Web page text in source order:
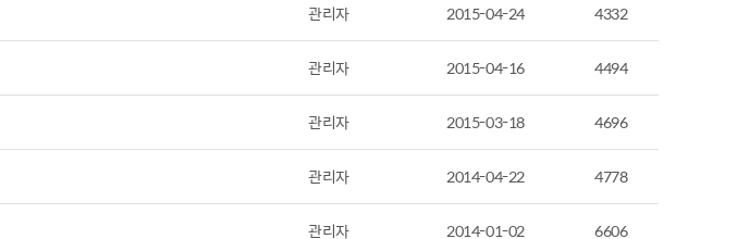
관리자 2015-04-24 4332
관리자 2015-04-16 4494
관리자 2015-03-18 4696
관리자 2014-04-22 4778
관리자 2014-01-02 6606